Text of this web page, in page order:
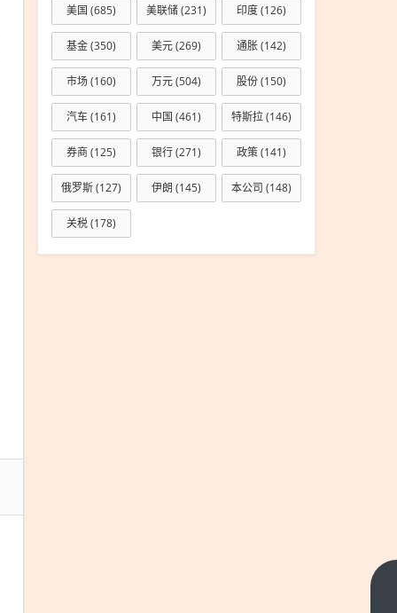
美国 (685) 美联储(231) 印度(126)
基金(350) 美元(269) 通胀(142)
市场(160) 万元(504) 股份(150)
汽车(161) 中国 (461) 特斯拉(146)
券商(125) 银行(271) 政策(141)
俄罗斯(127) 伊朗 (145) 本公司 (148)
关税(178)